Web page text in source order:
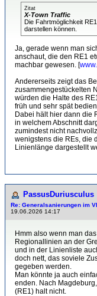
Zitat
X-Town Traffic
Die Fahrtmöglichkeit
darstellen können.
Ja, gerade wenn man
anschaut, die den RE1
machbar gewesen. [
Andererseits zeigt das
zusammengestückelten
würden die Halte des
früh und sehr spät
Dabei hält hier dann die
in welchem Abschnitt
zumindest nicht
wenigstens die REs, die
Linienlänge dargestellt
PassusDuriusculus
Re: Generalsanierungen im
19.06.2026 14:17
Hmm also wenn man
Regionallinien an der
und in der Linienliste
doch nett, das soviele
gegeben werden.
Man könnte ja auch
enden. Nach
(RE1) halt nicht.